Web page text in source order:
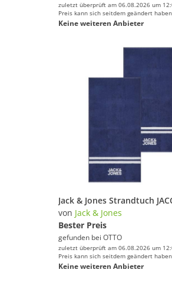
zuletzt überprüft am 06.08.2026 um
Preis kann sich seitdem geändert
Keine weiteren Anbieter
von Jack & Jones
Bester Preis
gefunden bei OTTO
zuletzt überprüft am 06.08.2026 um
Preis kann sich seitdem geändert
Keine weiteren Anbieter